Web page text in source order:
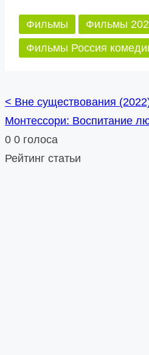
Фильмы Фильмы
Фильмы Россия
Posts
navigation
< Вне существования
Монтессори: Воспитание
0 0 голоса
Рейтинг статьи